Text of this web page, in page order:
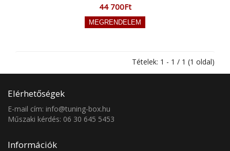
44 700Ft
Tételek: 1 - 1 / 1 (1 oldal)
Elérhetőségek
E-mail cím: info@tuning-box.hu
Műszaki kérdés: 06 30 645 5453
Információk